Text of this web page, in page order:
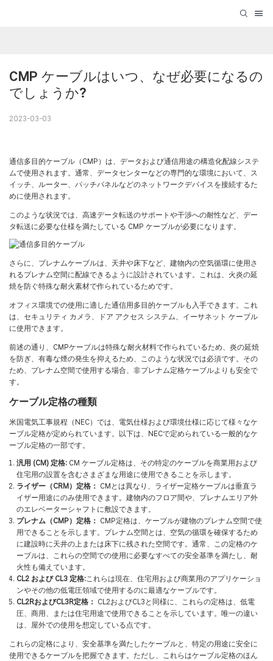
CMP ケーブルはいつ、なぜ必要になるの
でしょうか?
2023-03-03
通信多目的ケーブル（CMP）は、データおよび通信用途の構造化配線システ
ムで使用されます。通常、データセンターなどの専門的な環境において、ス
イッチ、ルーター、パッチパネルなどのネットワークデバイスを接続するた
めに使用されます。
このような状況では、高速データ転送のサポートや干渉への耐性など、デー
タ転送に必要な仕様を満たしている CMP ケーブルが必要になります。
さらに、プレナムケーブルは、天井や床下など、建物内の空気循環に使用さ
れるプレナム空間に配線できるように設計されています。これは、火炎の延
焼を防ぐ特殊な耐火素材で作られているためです。
オフィス環境での使用に適した通信用多目的ケーブルも入手できます。これ
は、セキュリティ カメラ、ドア アクセス システム、イーサネット ケーブル
に使用できます。
前述の通り、CMPケーブルは特殊な耐火材料で作られているため、炎の延焼
を防ぎ、有毒な煙の発生を抑えるため、このような状況では必須です。その
ため、プレナム空間で使用する場合、非プレナム定格ケーブルよりも安全で
す。
ケーブル定格の種類
米国電気工事規程（NEC）では、電気仕様および環境仕様に応じて様々なケ
ーブル定格が定められています。以下は、NECで定められている一般的なケ
ーブル定格の一部です。
汎用 (CM) 定格: CM ケーブル定格は、その特定のケーブルを商業用および
住宅用の設置を含むさまざまな用途に使用できることを示します。
ライザー（CRM）定格： CMとは異なり、ライザー定格ケーブルは垂直ラ
イザー用途にのみ使用できます。建物内のフロア間や、プレナムエリア外
のエレベーターシャフトに敷設できます。
プレナム（CMP）定格： CMP定格は、ケーブルが建物のプレナム空間で使
用できることを示します。プレナム空間とは、空気の循環を確保するため
に建設時に天井の上または床下に残された空間です。通常、この定格のケ
ーブルは、これらの空間での使用に必要なすべての安全基準を満たし、耐
火性も備えています。
CL2 および CL3 定格:これらは現在、住宅用および商業用のアプリケーショ
ンやその他の低電圧領域で使用するのに最適なケーブルです。
CL2RおよびCL3R定格： CL2およびCL3と同様に、これらの定格は、低電
圧、商用、または住宅用途で使用できることを示しています。唯一の違い
は、屋外での使用を想定している点です。
これらの定格により、安全基準を満たしたケーブルと、特定の用途に安全に
使用できるケーブルを把握できます。ただし、これらはケーブル定格のほん